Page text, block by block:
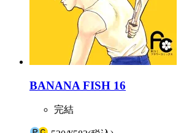
BANANA FISH 16
完結